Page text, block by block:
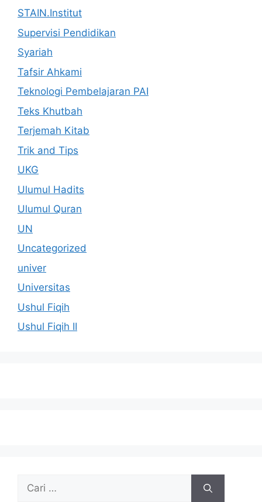
STAIN.Institut
Supervisi Pendidikan
Syariah
Tafsir Ahkami
Teknologi Pembelajaran PAI
Teks Khutbah
Terjemah Kitab
Trik and Tips
UKG
Ulumul Hadits
Ulumul Quran
UN
Uncategorized
univer
Universitas
Ushul Fiqih
Ushul Fiqih II
Cari